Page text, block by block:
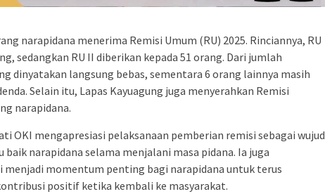
narapidana menerima Remisi Umum (RU) 2025. Rinciannya, RU
sedangkan RU II diberikan kepada 51 orang. Dari jumlah
dinyatakan langsung bebas, sementara 6 orang lainnya masih
Selain itu, Lapas Kayuagung juga menyerahkan Remisi
narapidana.
OKI mengapresiasi pelaksanaan pemberian remisi sebagai wujud
narapidana selama menjalani masa pidana. Ia juga
menjadi momentum penting bagi narapidana untuk terus
positif ketika kembali ke masyarakat.